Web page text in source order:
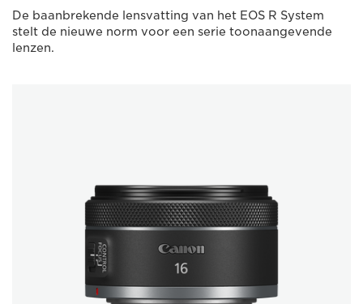
De baanbrekende lensvatting van het EOS R System
stelt de nieuwe norm voor een serie toonaangevende
lenzen.